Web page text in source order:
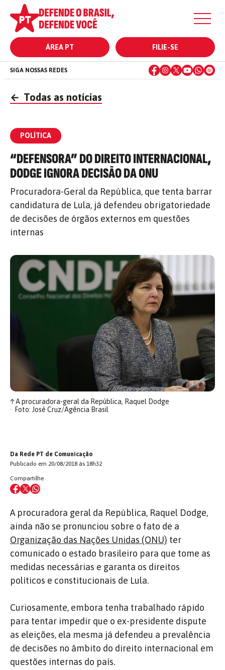
ÁREA PT FILIE-SE
SIGA NOSSAS REDES
← Todas as notícias
POLÍTICA
“DEFENSORA” DO DIREITO INTERNACIONAL,
DODGE IGNORA DECISÃO DA ONU
Procuradora-Geral da República, que tenta barrar
candidatura de Lula, já defendeu obrigatoriedade
de decisões de órgãos externos em questões
internas
↑A procuradora-geral da República, Raquel Dodge
Foto: José Cruz/Agência Brasil
Da Rede PT de Comunicação
Publicado em 20/08/2018 às 18h32
Compartilhe
A procuradora geral da República, Raquel Dodge,
ainda não se pronunciou sobre o fato de a
Organização das Nações Unidas (ONU) ter
comunicado o estado brasileiro para que tome as
medidas necessárias e garanta os direitos
políticos e constitucionais de Lula.
Curiosamente, embora tenha trabalhado rápido
para tentar impedir que o ex-presidente dispute
as eleições, ela mesma já defendeu a prevalência
de decisões no âmbito do direito internacional em
questões internas do país.